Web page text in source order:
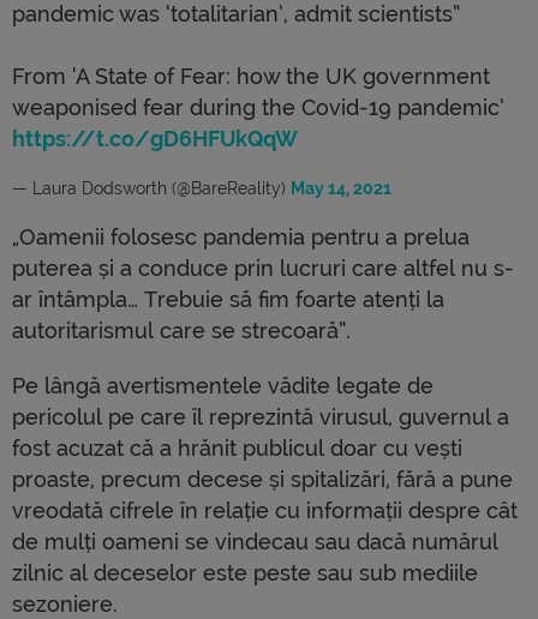
pandemic was ‘totalitarian’, admit scientists”
⁦From ‘A State of Fear: how the UK government
weaponised fear during the Covid-19 pandemic’
https://t.co/gD6HFUkQqW
— Laura Dodsworth (@BareReality) May 14, 2021
„Oamenii folosesc pandemia pentru a prelua
puterea și a conduce prin lucruri care altfel nu s-
ar întâmpla… Trebuie să fim foarte atenți la
autoritarismul care se strecoară”.
Pe lângă avertismentele vădite legate de
pericolul pe care îl reprezintă virusul, guvernul a
fost acuzat că a hrănit publicul doar cu vești
proaste, precum decese și spitalizări, fără a pune
vreodată cifrele în relație cu informații despre cât
de mulți oameni se vindecau sau dacă numărul
zilnic al deceselor este peste sau sub mediile
sezoniere.